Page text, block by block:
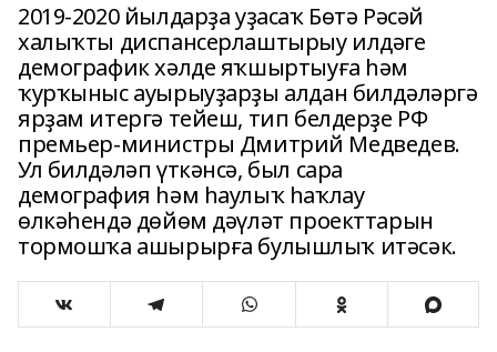
2019-2020 йылдарҙа уҙасаҡ Бөтә Рәсәй
халыҡты диспансерлаштырыу илдәге
демографик хәлде яҡшыртыуға һәм
ҡурҡыныс ауырыуҙарҙы алдан билдәләргә
ярҙам итергә тейеш, тип белдерҙе РФ
премьер-министры Дмитрий Медведев.
Ул билдәләп үткәнсә, был сара
демография һәм һаулыҡ һаҡлау
өлкәһендә дөйөм дәүләт проекттарын
тормошҡа ашырырға булышлыҡ итәсәк.